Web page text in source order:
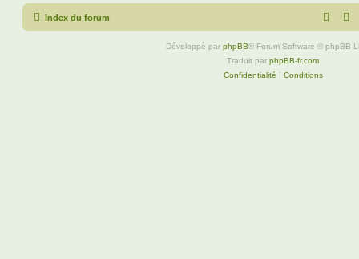
Index du forum
Développé par phpBB® Forum Software © phpBB
Traduit par phpBB-fr.com
Confidentialité | Conditions